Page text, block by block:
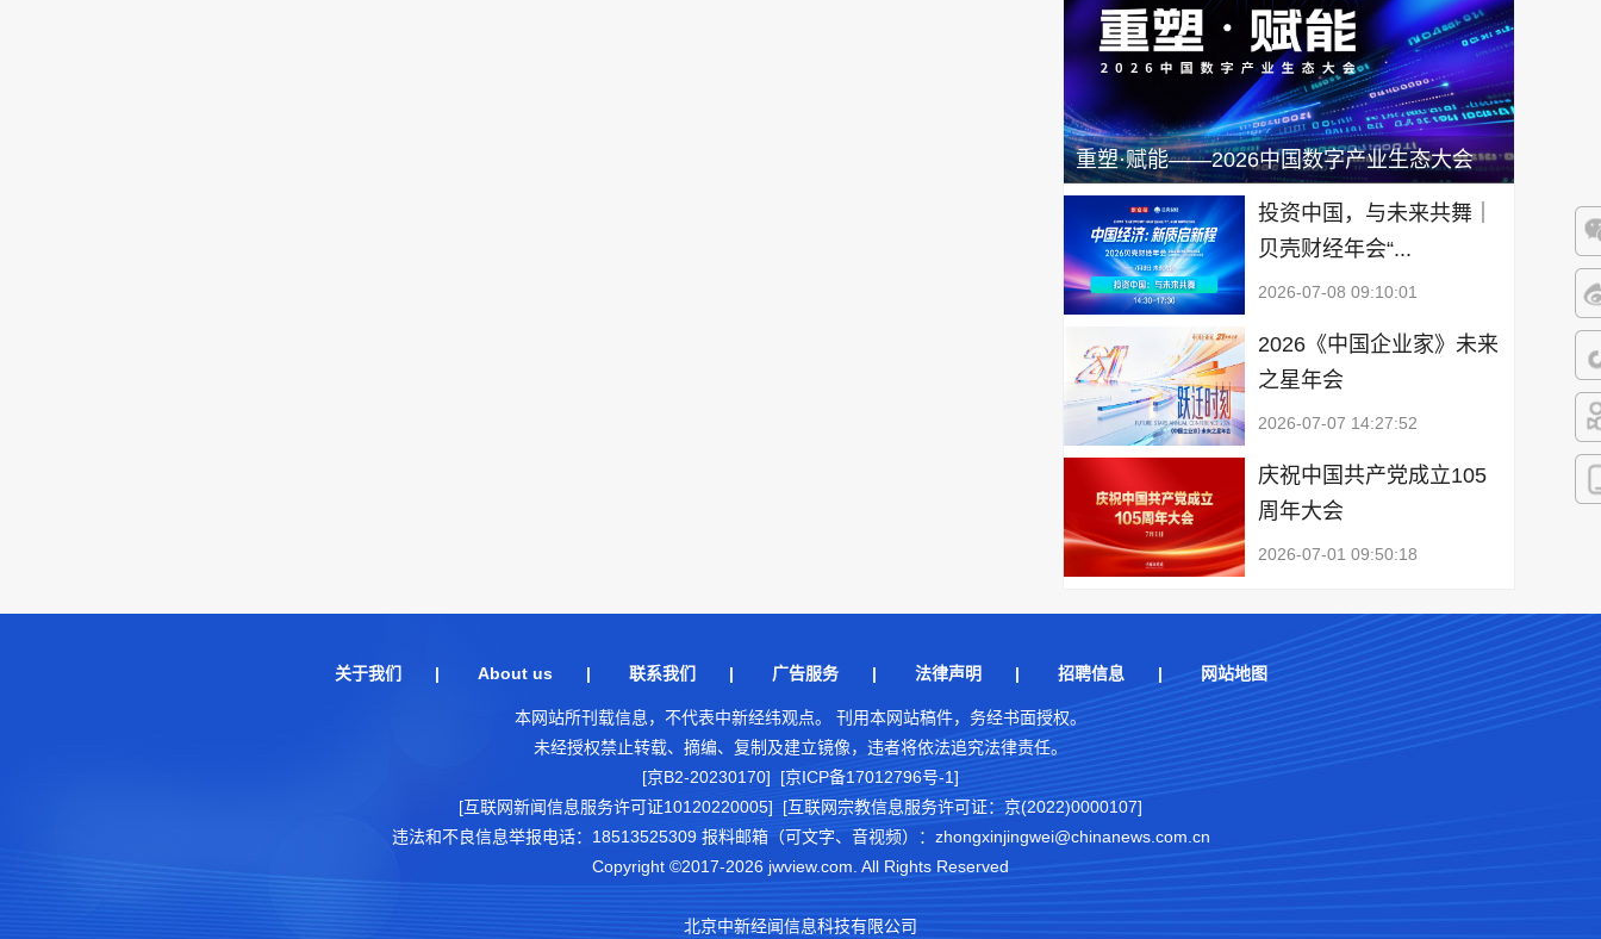
微
微
抖
快
重塑·赋能——2026中国数字产业生态大会
投资中国，与未来共舞｜
贝壳财经年会“...
2026-07-08 09:10:01
2026《中国企业家》未来
之星年会
2026-07-07 14:27:52
庆祝中国共产党成立105
周年大会
2026-07-01 09:50:18
关于我们 | About us| 联系我们 | 广告服务| 法律声明 | 招聘信息 | 网站地图
本网站所刊载信息，不代表中新经纬观点。 刊用本网站稿件，务经书面授权。
未经授权禁止转载、摘编、复制及建立镜像，违者将依法追究法律责任。
[京B2-20230170] [京ICP备17012796号-1]
[互联网新闻信息服务许可证10120220005]
[互联网宗教信息服务许可证：京(2022)0000107]
违法和不良信息举报电话：18513525309 报料邮箱（可文字、音视频）：zhongxinjingwei@chinanews.com.cn
Copyright ©2017-2026 jwview.com. All Rights Reserved
北京中新经闻信息科技有限公司